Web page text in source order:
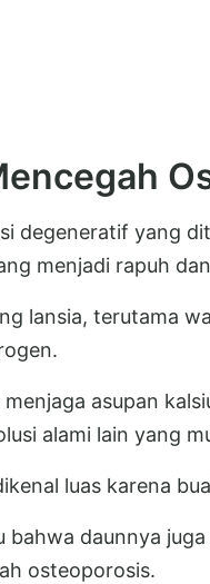
degeneratif yang
menjadi rapuh
lansia, terutama
asupan
alami lain yang
luas karena
daunnya
osteoporosis.